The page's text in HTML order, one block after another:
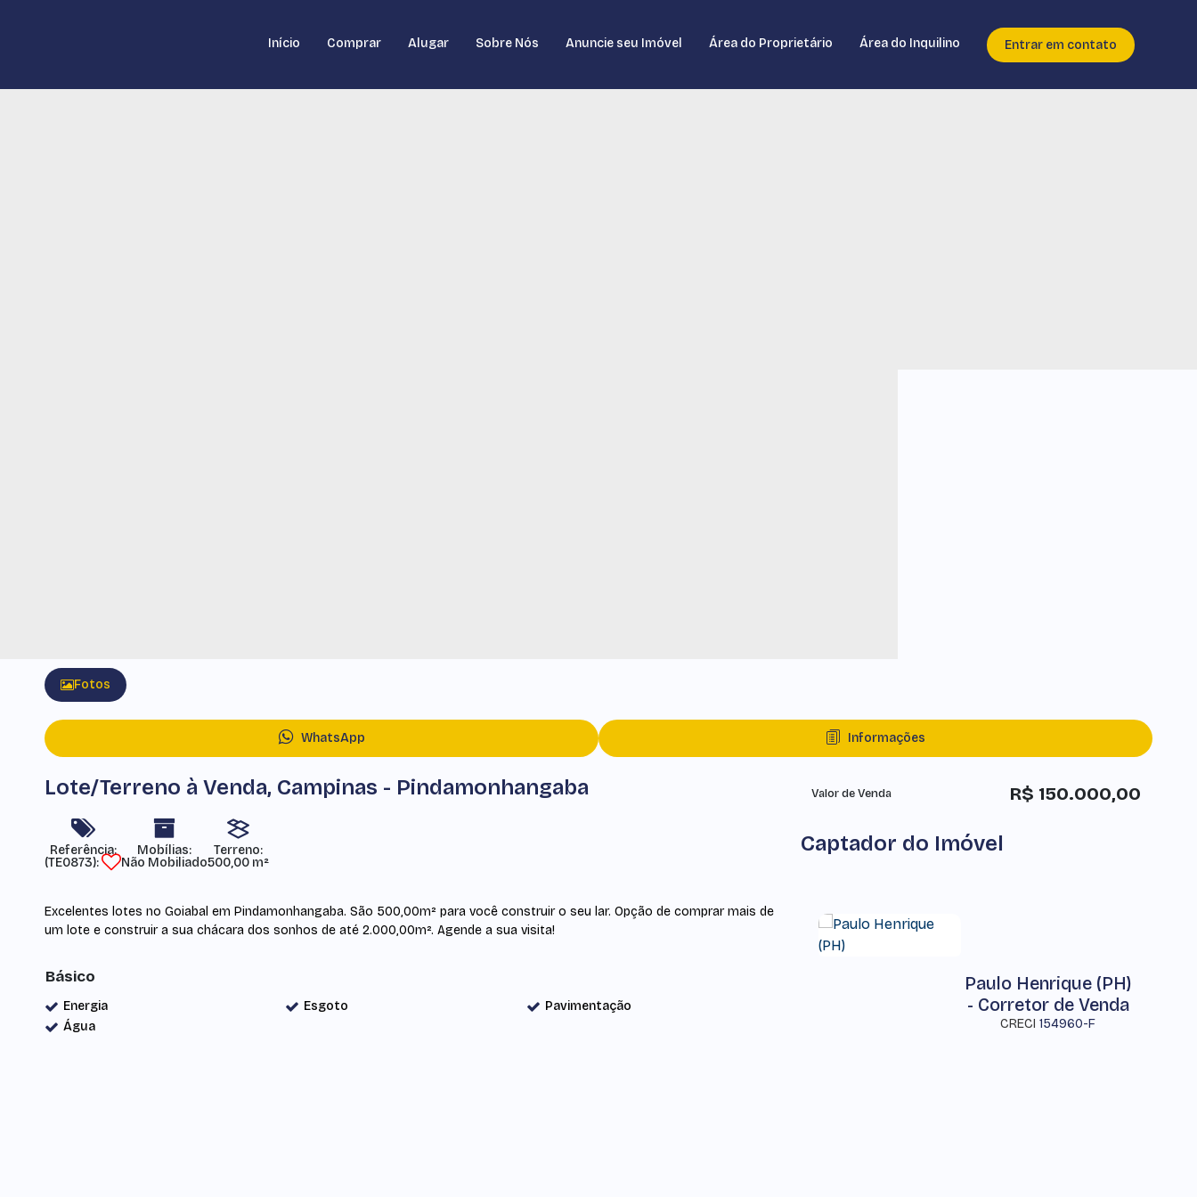
Área do Inquilino
Área do Proprietário
Anuncie seu Imóvel
Sobre Nós
Alugar
Comprar
Início Entrar em contato
Fotos
WhatsApp Informações
Lote/Terreno à Venda, Campinas - Pindamonhangaba
Referência:
(TE0873)
Mobílias:
Não Mobiliado
Terreno:
500,00 m²
Excelentes lotes no Goiabal em Pindamonhangaba. São 500,00m² para você construir o seu lar. Opção de comprar mais de
um lote e construir a sua chácara dos sonhos de até 2.000,00m². Agende a sua visita!
Básico
Energia Esgoto
Pavimentação
Água
R$ 150.000,00
Valor de Venda
Captador do Imóvel
Paulo Henrique (PH)
- Corretor de Venda
CRECI 154960-F